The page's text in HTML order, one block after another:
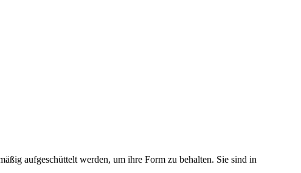
aufgeschüttelt werden, um ihre Form zu behalten. Sie sind in